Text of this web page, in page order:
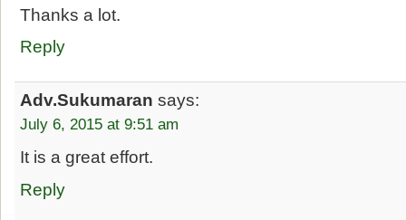
Thanks a lot.
Reply
Adv.Sukumaran says:
July 6, 2015 at 9:51 am
It is a great effort.
Reply